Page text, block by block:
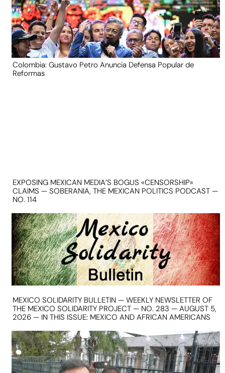
Colombia: Gustavo Petro Anuncia Defensa Popular de
Reformas
EXPOSING MEXICAN MEDIA’S BOGUS «CENSORSHIP»
CLAIMS — SOBERANIA, THE MEXICAN POLITICS PODCAST —
NO. 114
MEXICO SOLIDARITY BULLETIN — WEEKLY NEWSLETTER OF
THE MEXICO SOLIDARITY PROJECT — NO. 283 — AUGUST 5,
2026 — IN THIS ISSUE: MEXICO AND AFRICAN AMERICANS